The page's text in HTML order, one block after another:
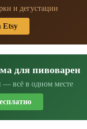
и дегустации
Etsy
для пивоварен
— всё в одном месте